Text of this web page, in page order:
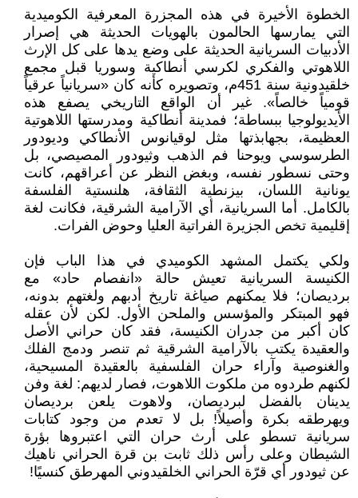
الخطوة الأخيرة في هذه المجزرة المعرفية الكوميدية
التي يمارسها الحالمون بالهويات الحديثة هي إصرار
الأدبيات السريانية الحديثة على وضع يدها على كل الإرث
اللاهوتي والفكري لكرسي أنطاكية وسوريا قبل مجمع
خلقيدونية سنة 451م، وتصويره كأنه كان «سريانياً عرقياً
قومياً خالصاً». غير أن الواقع التاريخي يصفع هذه
الأيديولوجيا ببساطة؛ فمدينة أنطاكية ومدرستها اللاهوتية
العظيمة، بجهابذتها مثل لوقيانوس الأنطاكي وديودور
الطرسوسي ويوحنا فم الذهب وثيودور المصيصي، بل
وحتى نسطور نفسه، وبغض النظر عن أعراقهم، كانت
يونانية اللسان، بيزنطية الثقافة، هلنستية الفلسفة
بالكامل. أما السريانية، أي الآرامية الشرقية، فكانت لغة
إقليمية تخص الجزيرة الفراتية العليا وحوض الفرات.
ولكي يكتمل المشهد الكوميدي في هذا الباب فإن
الكنيسة السريانية تعيش حالة «انفصام حاد» مع
برديصان؛ فلا يمكنهم صياغة تاريخ أدبهم ولغتهم بدونه،
فهو المبتكر والمؤسس والملحن الأول. لكن لأن عقله
كان أكبر من جدران الكنيسة، فقد كان حراني الأصل
والعقيدة يكتب بالآرامية الشرقية ثم تنصر ودمج الفلك
والغنوصية وآراء حران الفلسفية بالعقيدة المسيحية،
لكنهم طردوه من ملكوت اللاهوت، فصار لديهم: لغة وفن
يدينان بالفضل لبرديصان، ولاهوت يلعن برديصان
ويهرطقه بكرة وأصيلاً! بل لا تعدم من وجود كتابات
سريانية تسطو على أرث حران التي اعتبروها بؤرة
الشيطان وعلى رأس ذلك ثابت بن قرة الحراني ناهيك
عن ثيودور أي قرّة الحراني الخلقيدوني المهرطق كنسيًا!